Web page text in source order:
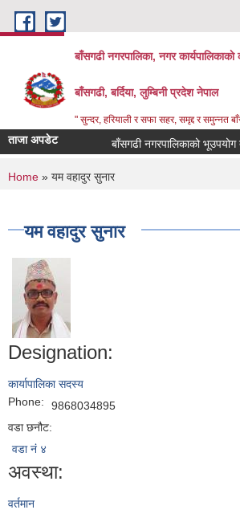
Skip to main content
बाँसगढी नगरपालिका, नगर कार्यपालिकाकाे
बाँसगढी, बर्दिया, लुम्बिनी प्रदेश नेपाल
" सुन्दर, हरियाली र सफा सहर, समृद्द र समुन्नत
ताजा अपडेट बाँसगढी नगरपालिकाको भूउपयोग
You are here
Home » यम वहादुर सुनार
यम वहादुर सुनार
Designation:
कार्यापालिका सदस्य
Phone:
9868034895
वडा छनौट:
वडा नं ४
अवस्था:
वर्तमान